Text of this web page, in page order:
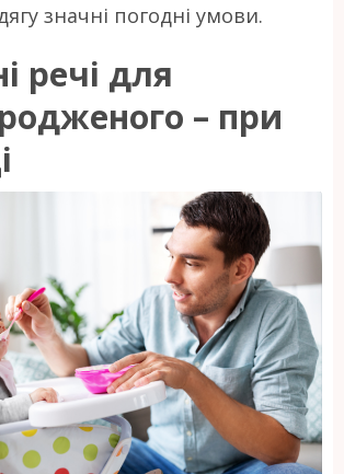
значні погодні умови.
речі для
– при